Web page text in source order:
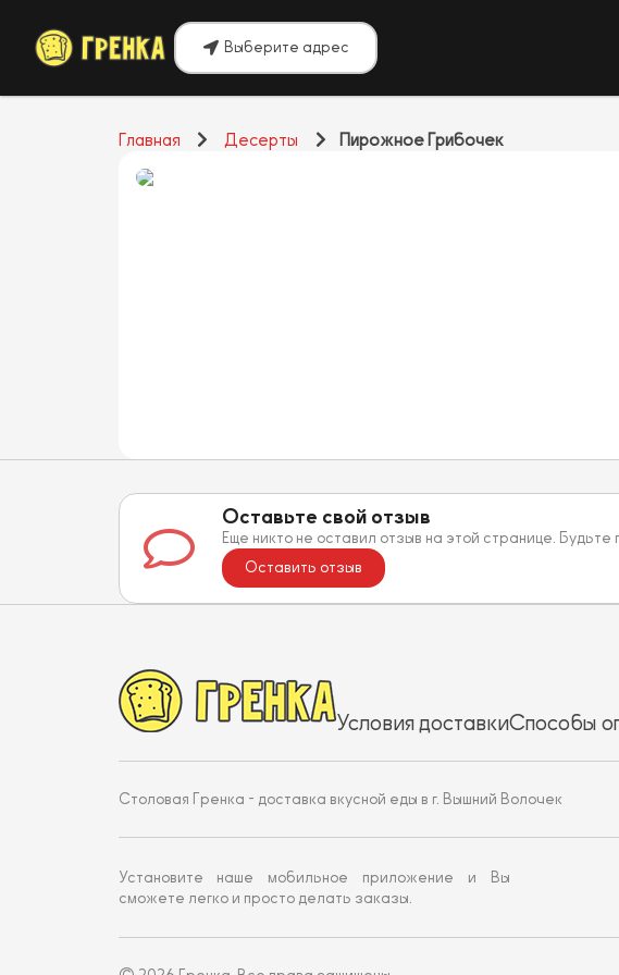
Выберите адрес
Главная Десерты Пирожное Грибочек
Оставьте свой отзыв
Еще никто не оставил отзыв на этой странице.
Оставить отзыв
Условия доставкиСпособы
Столовая Гренка - доставка вкусной еды в г. Вышний Волочек
Установите наше мобильное приложение и Вы
сможете легко и просто делать заказы.